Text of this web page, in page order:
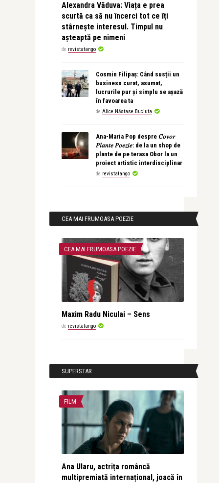
Alexandra Văduva: Viața e prea
scurtă ca să nu încerci tot ce îți
stârnește interesul. Timpul nu
așteaptă pe nimeni
de revistatango
Cosmin Filipaș: Când susții un
business curat, asumat,
lucrurile pur și simplu se așază
în favoarea ta
de Alice Năstase Buciuta
Ana-Maria Pop despre 𝐶𝑜𝑣𝑜𝑟
𝑃𝑙𝑎𝑛𝑡𝑒 𝑃𝑜𝑒𝑧𝑖𝑒: de la un shop de
plante de pe terasa Obor la un
proiect artistic interdisciplinar
de revistatango
CEA MAI FRUMOASA POEZIE
CEA MAI FRUMOASA POEZIE
Maxim Radu Niculai – Sens
de revistatango
SUPERSTAR
FILM
Ana Ularu, actrița româncă
multipremiată internațional, joacă în